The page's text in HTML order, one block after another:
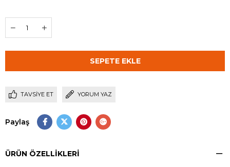
TAVSIYE ET YORUM YAZ
Paylaş
ÜRÜN ÖZELLIKLERI